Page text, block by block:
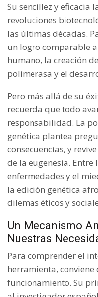
Su sencillez y eficacia
revoluciones
las últimas décadas.
un logro comparable
humano, la creación
polimerasa y el
Pero más allá de su
recuerda que todo
responsabilidad. La
genética plantea
consecuencias, y
de la eugenesia. Entre
enfermedades y el
la edición genética
dilemas éticos y
Un Mecanismo
Nuestras
Para comprender el
herramienta, conviene
funcionamiento. Su